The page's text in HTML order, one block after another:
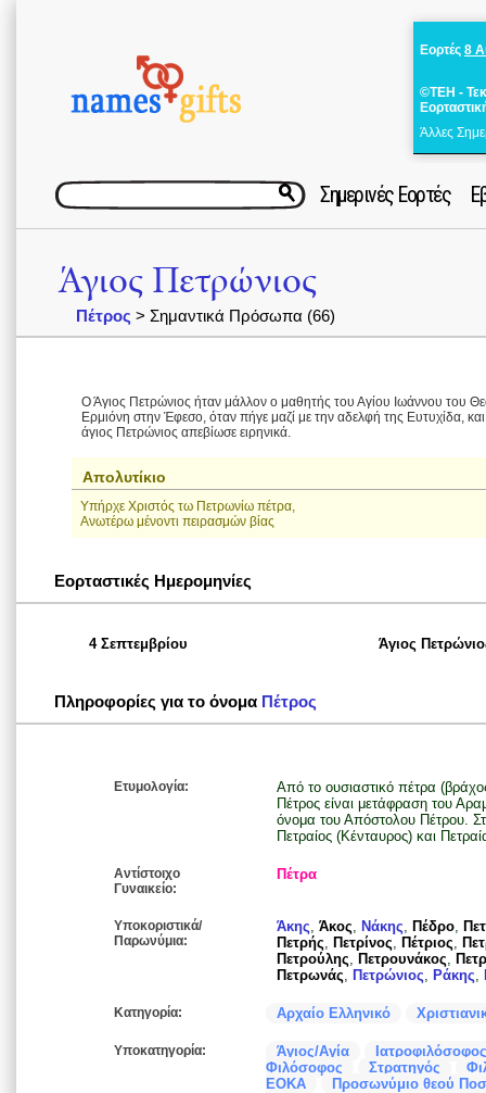
Εορτές 8
©ΤΕΗ -
Άλλες
Σημερινές Εορτές
Άγιος Πετρώνιος
Πέτρος > Σημαντικά Πρόσωπα (66)
Ο Άγιος Πετρώνιος ήταν μάλλον ο μαθητής του Αγίου Ιωάννου του
Ερμιόνη στην Έφεσο, όταν πήγε μαζί με την αδελφή της Ευτυχίδα,
άγιος Πετρώνιος απεβίωσε ειρηνικά.
Απολυτίκιο
Yπήρχε Xριστός τω Πετρωνίω πέτρα,
Aνωτέρω μένοντι πειρασμών βίας
Εορταστικές Ημερομηνίες
4 Σεπτεμβρίου Άγιος
Πληροφορίες για το όνομα Πέτρος
Ετυμολογία:
Από το ουσιαστικό πέτρα
Πέτρος είναι μετάφραση του
όνομα του Απόστολου Πέτρου.
Πετραίος (Κένταυρος) και
Αντίστοιχο
Γυναικείο:
Πέτρα
Υποκοριστικά/
Παρωνύμια:
Άκης, Άκος, Νάκης, Πέδρο,
Πετρής, Πετρίνος, Πέτριος,
Πετρούλης, Πετρουνάκος,
Πετρωνάς, Πετρώνιος, Ράκης,
Κατηγορία: Αρχαίο Ελληνικό
Υποκατηγορία: Άγιος/Αγία
Ιατροφιλόσοφος
Φιλόσοφος
Στρατηγός
ΕΟΚΑ
Προσωνύμιο θεού